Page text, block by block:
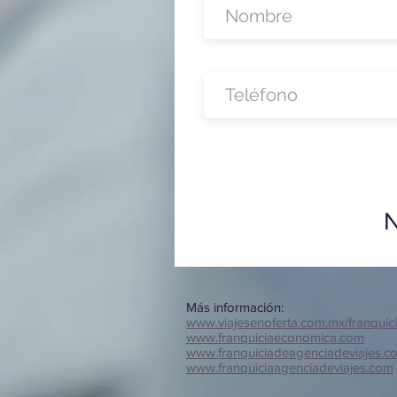
Más información:
www.viajesenoferta.com.mx/
www.franquiciaeconomica.com
www.franquiciaagenciadeviajes.com